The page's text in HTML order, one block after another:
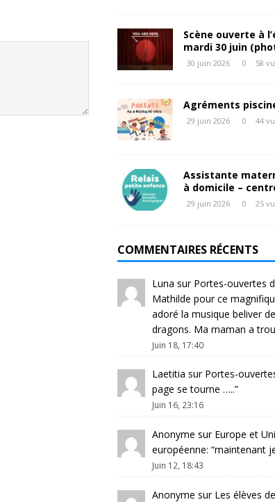
Scène ouverte à
mardi 30 juin
30 juin 2026 0 58
Agréments
29 juin 2026 0 44
Assistante
à domicile –
29 juin 2026 0 25
COMMENTAIRES RÉCENTS
Luna sur Portes-ouvertes
Mathilde pour ce
adoré la musique beliver
dragons. Ma maman a
Juin 18, 17:40
Laetitia sur Portes-
page se tourne …..”
Juin 16, 23:16
Anonyme sur Europe et
européenne: “maintenant
Juin 12, 18:43
Anonyme sur Les élèves